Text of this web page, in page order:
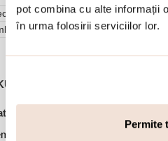
pot combina cu alte informații
în urma folosirii serviciilor lor.
Permite
(0)
, ,
,